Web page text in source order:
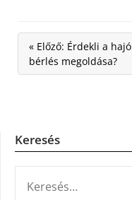
« Előző: Érdekli a hajó
bérlés megoldása?
Keresés